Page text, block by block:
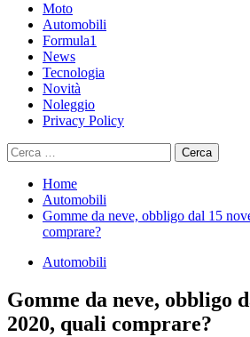
Moto
Automobili
Formula1
News
Tecnologia
Novità
Noleggio
Privacy Policy
Ricerca
per:
Home
Automobili
Gomme da neve, obbligo dal 15
comprare?
Automobili
Gomme da neve, obbligo
2020, quali comprare?